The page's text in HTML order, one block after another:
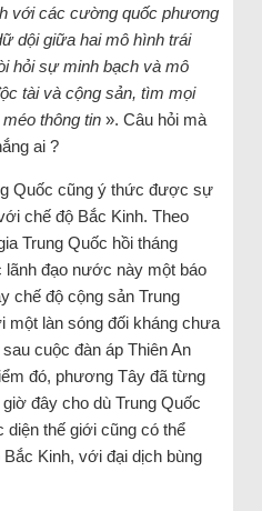
với các cường quốc phương
dội giữa hai mô hình trái
hỏi sự minh bạch và mô
tài và cộng sản, tìm mọi
thông tin». Câu hỏi mà
ai ?
Quốc cũng ý thức được sự
chế độ Bắc Kinh. Theo
Trung Quốc hồi tháng
đạo nước này một báo
chế độ cộng sản Trung
một làn sóng đối kháng chưa
cuộc đàn áp Thiên An
đó, phương Tây đã từng
đây cho dù Trung Quốc
diện thế giới cũng có thể
Kinh, với đại dịch bùng